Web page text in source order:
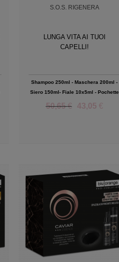
S.O.S. RIGENERA
LUNGA VITA AI TUOI
CAPELLI!
Shampoo 250ml - Maschera 200ml -
Siero 150ml- Fiale 10x5ml - Pochette
50,65€ 43,05 €